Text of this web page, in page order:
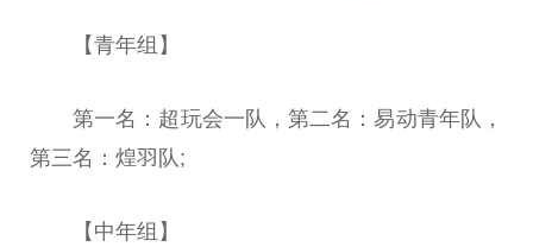
【青年组】
第一名：超玩会一队，第二名：易动青年队，
第三名：煌羽队;
【中年组】